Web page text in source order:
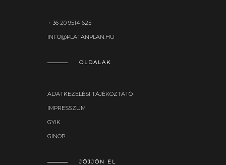
+ 36 20 9514 625
INFO@PLATANPLAN.HU
OLDALAK
ADATKEZELÉSI TÁJÉKOZTATÓ
IMPRESSZUM
GYIK
GINOP
JÖJJÖN EL